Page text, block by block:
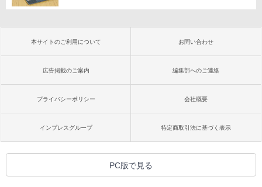
本サイトのご利用について お問い合わせ
広告掲載のご案内 編集部へのご連絡
プライバシーポリシー 会社概要
インプレスグループ 特定商取引法に基づく表示
PC版で見る